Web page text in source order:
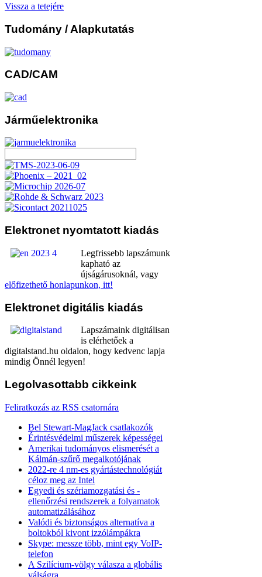
Vissza a tetejére
Tudomány / Alapkutatás
CAD/CAM
Járműelektronika
Elektronet nyomtatott kiadás
Legfrissebb lapszámunk
kapható az
újságárusoknál, vagy
előfizethető honlapunkon, itt!
Elektronet digitális kiadás
Lapszámaink digitálisan
is elérhetőek a
digitalstand.hu oldalon, hogy kedvenc lapja
mindig Önnél legyen!
Legolvasottabb cikkeink
Feliratkozás az RSS csatornára
Bel Stewart-MagJack csatlakozók
Érintésvédelmi műszerek képességei
Amerikai tudományos elismerését a
Kálmán-szűrő megalkotójának
2022-re 4 nm-es gyártástechnológiát
céloz meg az Intel
Egyedi és szériamozgatási és -
ellenőrzési rendszerek a folyamatok
automatizálásához
Valódi és biztonságos alternatíva a
boltokból kivont izzólámpákra
Skype: messze több, mint egy VoIP-
telefon
A Szilícium-völgy válasza a globális
válságra